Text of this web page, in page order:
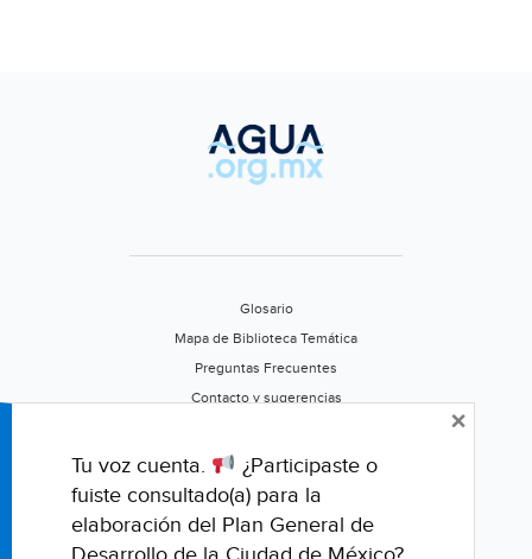
Glosario
Mapa de Biblioteca Temática
Preguntas Frecuentes
Contacto y sugerencias
Califica este portal
Tu voz cuenta.
¿Participaste o
fuiste consultado(a) para la
elaboración del Plan General de
×